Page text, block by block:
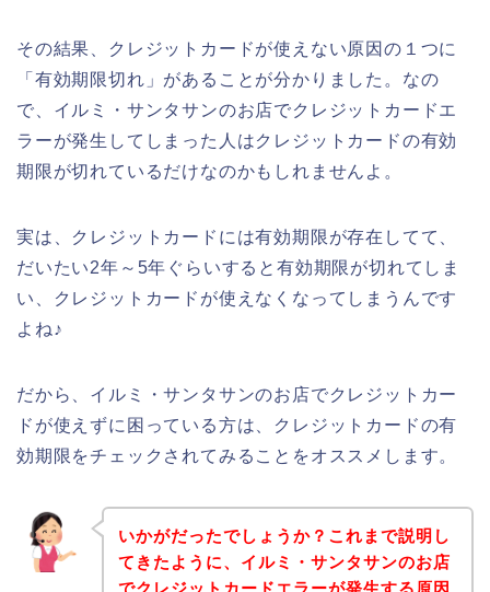
その結果、クレジットカードが使えない原因の１つに
「有効期限切れ」があることが分かりました。なの
で、イルミ・サンタサンのお店でクレジットカードエ
ラーが発生してしまった人はクレジットカードの有効
期限が切れているだけなのかもしれませんよ。
実は、クレジットカードには有効期限が存在してて、
だいたい2年～5年ぐらいすると有効期限が切れてしま
い、クレジットカードが使えなくなってしまうんです
よね♪
だから、イルミ・サンタサンのお店でクレジットカー
ドが使えずに困っている方は、クレジットカードの有
効期限をチェックされてみることをオススメします。
いかがだったでしょうか？これまで説明し
てきたように、イルミ・サンタサンのお店
でクレジットカードエラーが発生する原因